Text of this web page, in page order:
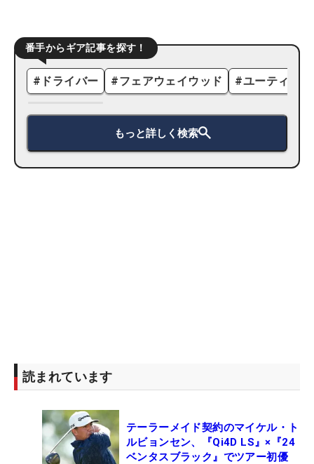
番手からギア記事を探す！
# ドライバー #フェアウェイウッド #ユーティリ
もっと詳しく検索
読まれています
テーラーメイド契約のマイケル・ト
ルビョンセン、『Qi4D LS』×『24
ベンタスブラック』でツアー初優